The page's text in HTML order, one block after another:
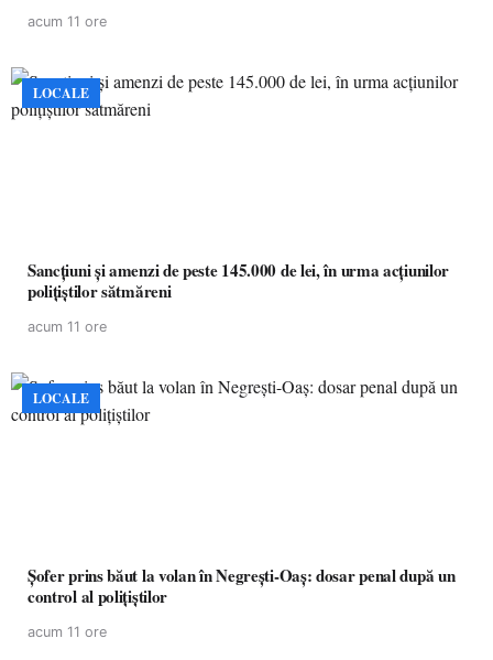
acum 11 ore
LOCALE
Sancțiuni și amenzi de peste 145.000 de lei, în urma acțiunilor
polițiștilor sătmăreni
acum 11 ore
LOCALE
Șofer prins băut la volan în Negrești-Oaș: dosar penal după un
control al polițiștilor
acum 11 ore